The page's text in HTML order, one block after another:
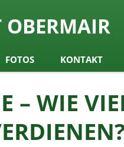
OBERMAIR
FOTOS KONTAKT
– WIE